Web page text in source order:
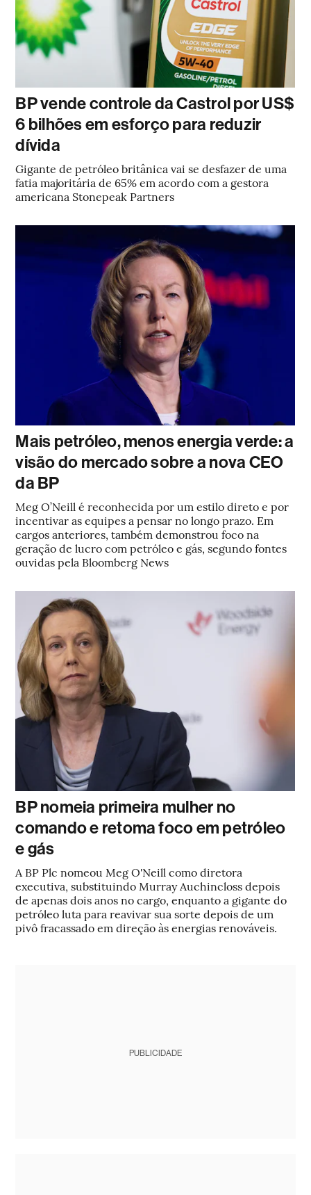
BP vende controle da Castrol por US$
6 bilhões em esforço para reduzir
dívida
Gigante de petróleo britânica vai se desfazer de uma
fatia majoritária de 65% em acordo com a gestora
americana Stonepeak Partners
Mais petróleo, menos energia verde: a
visão do mercado sobre a nova CEO
da BP
Meg O’Neill é reconhecida por um estilo direto e por
incentivar as equipes a pensar no longo prazo. Em
cargos anteriores, também demonstrou foco na
geração de lucro com petróleo e gás, segundo fontes
ouvidas pela Bloomberg News
BP nomeia primeira mulher no
comando e retoma foco em petróleo
e gás
A BP Plc nomeou Meg O'Neill como diretora
executiva, substituindo Murray Auchincloss depois
de apenas dois anos no cargo, enquanto a gigante do
petróleo luta para reavivar sua sorte depois de um
pivô fracassado em direção às energias renováveis.
PUBLICIDADE